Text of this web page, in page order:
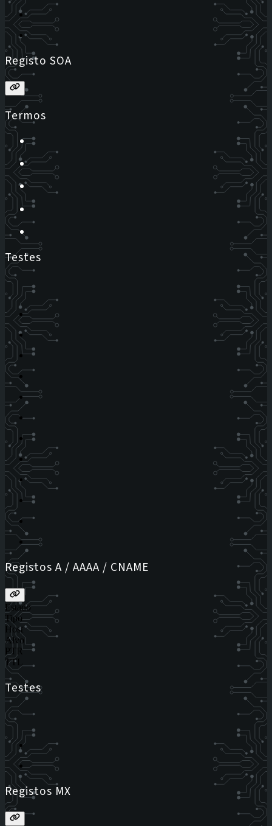
Registo SOA
Termos
Testes
Registos A / AAAA / CNAME
Estado
Tipo
Host
Alvo
PTR
TTL
Testes
Registos MX